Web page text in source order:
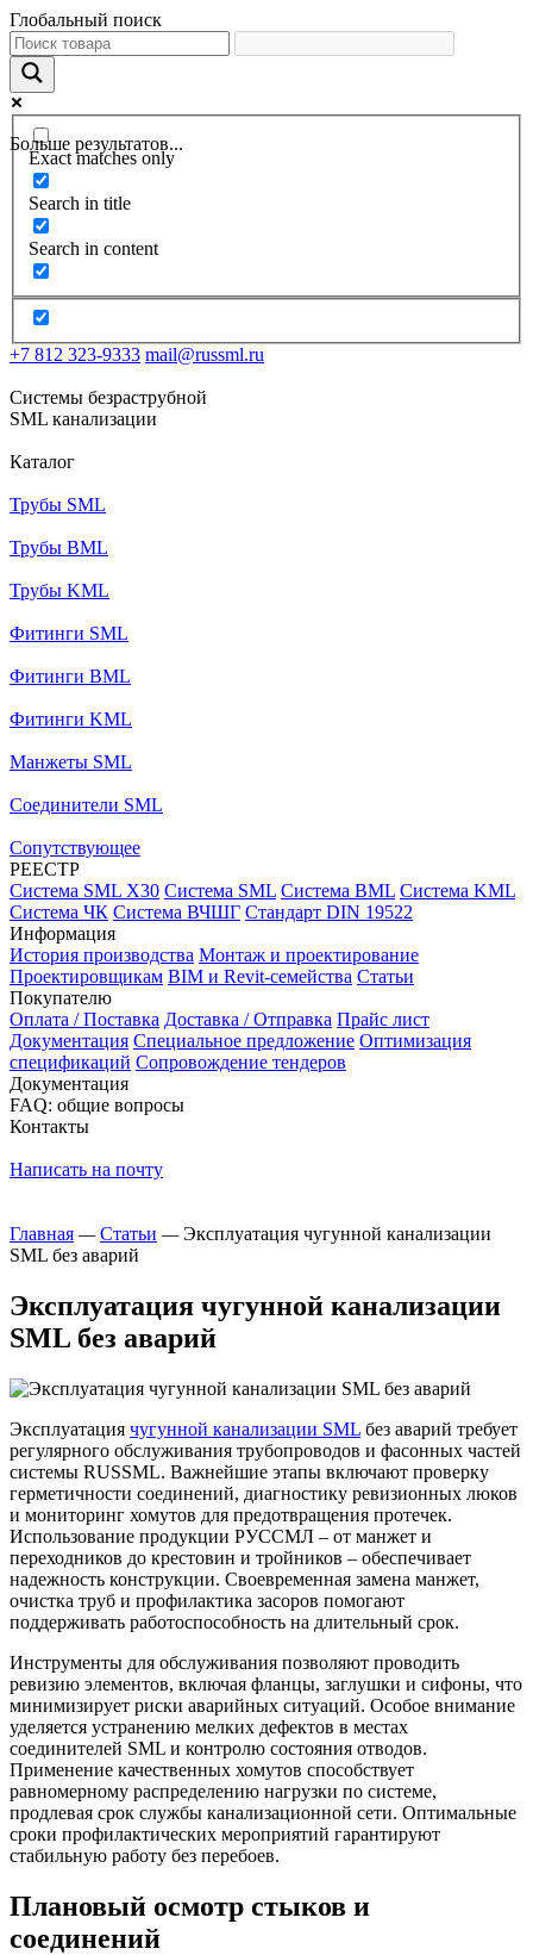
Глобальный поиск
Больше результатов...
Exact matches only
Search in title
Search in content
+7 812 323-9333 mail@russml.ru
Системы безраструбной
SML канализации
Каталог
Трубы SML
Трубы BML
Трубы KML
Фитинги SML
Фитинги BML
Фитинги KML
Манжеты SML
Соединители SML
Сопутствующее
РЕЕСТР
Система SML X30 Система SML Система BML Система KML
Система ЧК Система ВЧШГ Стандарт DIN 19522
Информация
История производства Монтаж и проектирование
Проектировщикам BIM и Revit-семейства Статьи
Покупателю
Оплата / Поставка Доставка / Отправка Прайс лист
Документация Специальное предложение Оптимизация
спецификаций Сопровождение тендеров
Документация
FAQ: общие вопросы
Контакты
Написать на почту
Главная — Статьи — Эксплуатация чугунной канализации
SML без аварий
Эксплуатация чугунной канализации
SML без аварий
Эксплуатация чугунной канализации SML без аварий требует
регулярного обслуживания трубопроводов и фасонных частей
системы RUSSML. Важнейшие этапы включают проверку
герметичности соединений, диагностику ревизионных люков
и мониторинг хомутов для предотвращения протечек.
Использование продукции РУССМЛ – от манжет и
переходников до крестовин и тройников – обеспечивает
надежность конструкции. Своевременная замена манжет,
очистка труб и профилактика засоров помогают
поддерживать работоспособность на длительный срок.
Инструменты для обслуживания позволяют проводить
ревизию элементов, включая фланцы, заглушки и сифоны, что
минимизирует риски аварийных ситуаций. Особое внимание
уделяется устранению мелких дефектов в местах
соединителей SML и контролю состояния отводов.
Применение качественных хомутов способствует
равномерному распределению нагрузки по системе,
продлевая срок службы канализационной сети. Оптимальные
сроки профилактических мероприятий гарантируют
стабильную работу без перебоев.
Плановый осмотр стыков и
соединений